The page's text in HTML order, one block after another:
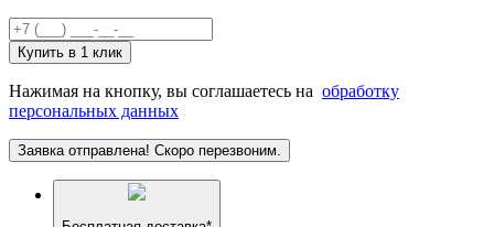
Купить в 1 клик
Нажимая на кнопку, вы соглашаетесь на обработку
персональных данных
Заявка отправлена! Скоро перезвоним.